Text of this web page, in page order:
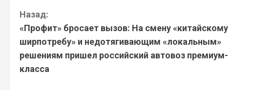
П
р
о
Назад:
«Профит» бросает вызов: На смену «китайскому
ширпотребу» и недотягивающим «локальным»
решениям пришел российский автовоз премиум-
класса